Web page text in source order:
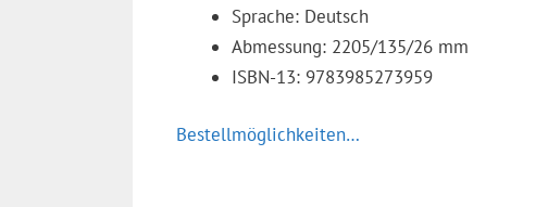
Sprache: Deutsch
Abmessung: 2205/135/26 mm
ISBN-13: 9783985273959
Bestellmöglichkeiten…